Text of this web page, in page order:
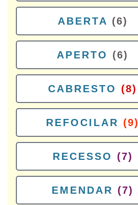
ABERTA (6)
APERTO (6)
CABRESTO (8)
REFOCILAR (9)
RECESSO (7)
EMENDAR (7)